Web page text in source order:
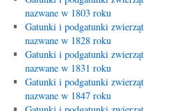
nazwane w 1803 roku
Gatunki i podgatunki zwierząt
nazwane w 1828 roku
Gatunki i podgatunki zwierząt
nazwane w 1831 roku
Gatunki i podgatunki zwierząt
nazwane w 1847 roku